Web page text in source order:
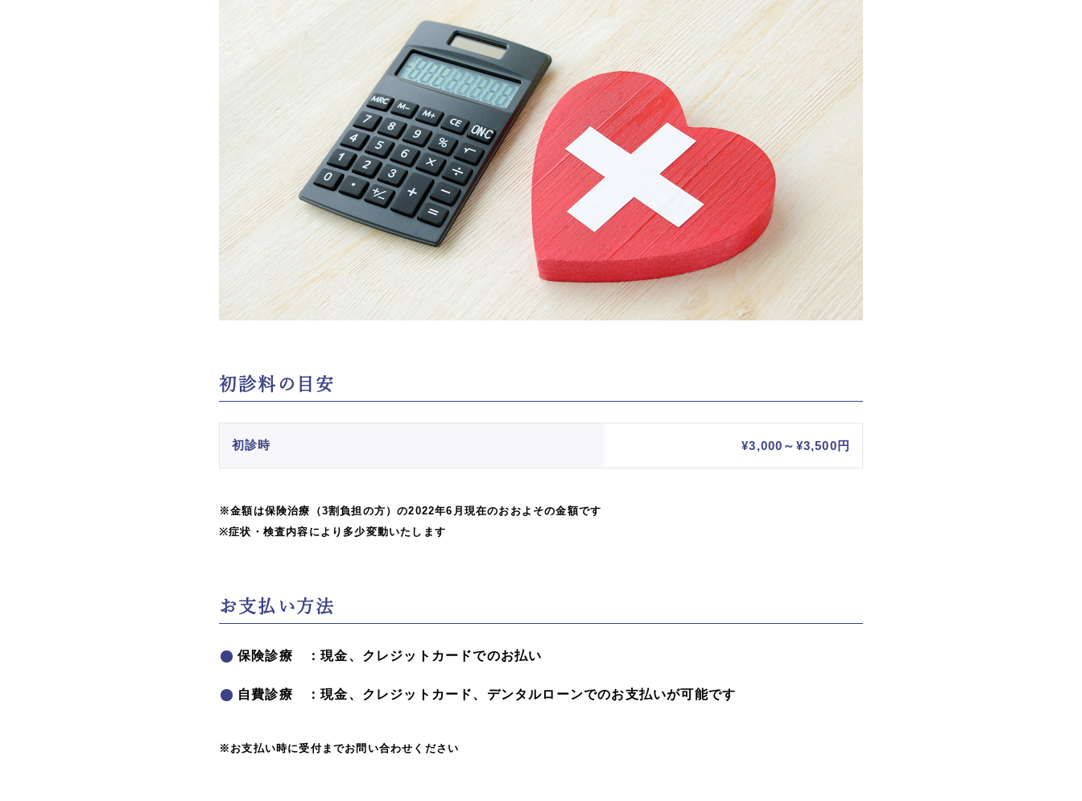
初診料の目安
初診時 ¥3,000～¥3,500円
※金額は保険治療（3割負担の方）の2022年6月現在のおおよその金額です
※症状・検査内容により多少変動いたします
お支払い方法
保険診療 ：現金、クレジットカードでのお払い
自費診療 ：現金、クレジットカード、デンタルローンでのお支払いが可能です
※お支払い時に受付までお問い合わせください